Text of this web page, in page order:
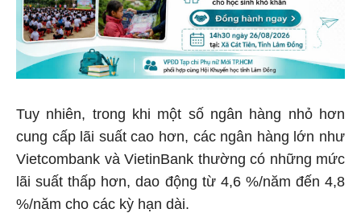
Tuy nhiên, trong khi một số ngân hàng nhỏ hơn
cung cấp lãi suất cao hơn, các ngân hàng lớn như
Vietcombank và VietinBank thường có những mức
lãi suất thấp hơn, dao động từ 4,6 %/năm đến 4,8
%/năm cho các kỳ hạn dài.